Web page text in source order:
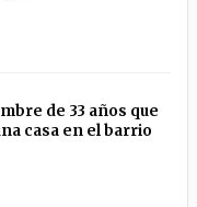
de 33 años que
casa en el barrio